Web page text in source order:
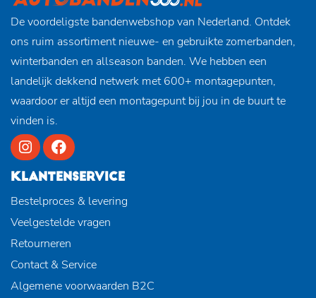
De voordeligste bandenwebshop van Nederland. Ontdek
ons ruim assortiment nieuwe- en gebruikte zomerbanden,
winterbanden en allseason banden. We hebben een
landelijk dekkend netwerk met 600+ montagepunten,
waardoor er altijd een montagepunt bij jou in de buurt te
vinden is.
KLANTENSERVICE
Bestelproces & levering
Veelgestelde vragen
Retourneren
Contact & Service
Algemene voorwaarden B2C